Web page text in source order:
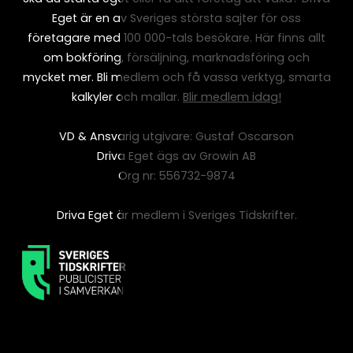
Eget är en av Sveriges största sajter för oss
företagare med 100 000-tals besökare. Här finns allt
om bokföring, försäljning, marknadsföring och
mycket mer. Bli medlem och få vassa verktyg, smarta
kalkyler och mallar. Blir medlem idag!
VD & Ansvarig utgivare: Gustaf Oscarson
Driva Eget ägs av Growin AB
Org nr: 556732-9874
Driva Eget är medlem i Sveriges Tidskrifter.